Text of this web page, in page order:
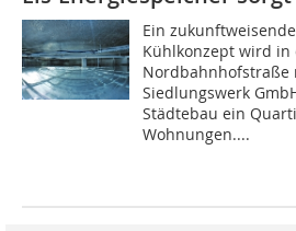
Ein
Kühlkonzept wird
Siedlungswerk
Städtebau ein
Wohnungen....